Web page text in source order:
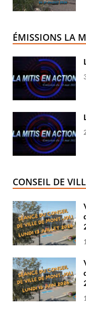
ÉMISSIONS LA
CONSEIL DE